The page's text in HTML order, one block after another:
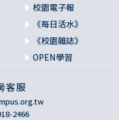
校園電子報
《每日活水》
《校園雜誌》
OPEN學習
客服
2466